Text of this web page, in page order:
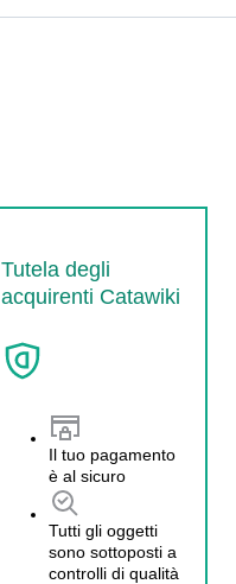
Tutela degli
acquirenti Catawiki
Il tuo pagamento
è al sicuro
Tutti gli oggetti
sono sottoposti a
controlli di qualità